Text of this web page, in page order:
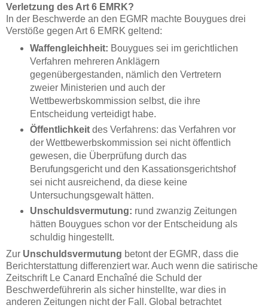
Verletzung des Art 6 EMRK?
In der Beschwerde an den EGMR machte Bouygues drei
Verstöße gegen Art 6 EMRK geltend:
Waffengleichheit: Bouygues sei im gerichtlichen
Verfahren mehreren Anklägern
gegenübergestanden, nämlich den Vertretern
zweier Ministerien und auch der
Wettbewerbskommission selbst, die ihre
Entscheidung verteidigt habe.
Öffentlichkeitdes Verfahrens: das Verfahren vor
der Wettbewerbskommission sei nicht öffentlich
gewesen, die Überprüfung durch das
Berufungsgericht und den Kassationsgerichtshof
sei nicht ausreichend, da diese keine
Untersuchungsgewalt hätten.
Unschuldsvermutung: rund zwanzig Zeitungen
hätten Bouygues schon vor der Entscheidung als
schuldig hingestellt.
Zur Unschuldsvermutung betont der EGMR, dass die
Berichterstattung differenziert war. Auch wenn die satirische
Zeitschrift Le Canard Enchaîné die Schuld der
Beschwerdeführerin als sicher hinstellte, war dies in
anderen Zeitungen nicht der Fall. Global betrachtet